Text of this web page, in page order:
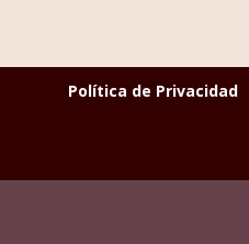
Política de Privacidad